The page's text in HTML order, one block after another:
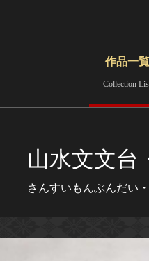
さらに
作品一覧
Collection
山水文文台
さんすいもんぶんだい